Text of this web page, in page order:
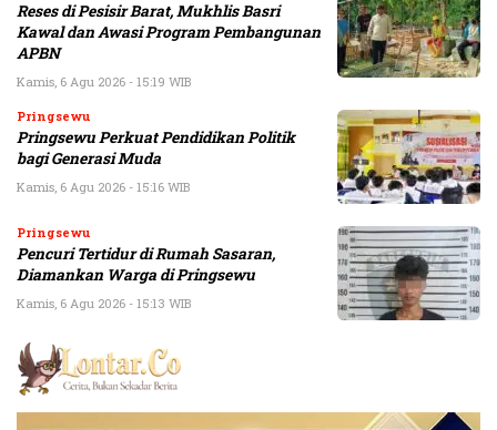
Reses di Pesisir Barat, Mukhlis Basri
Kawal dan Awasi Program Pembangunan
APBN
Kamis, 6 Agu 2026 - 15:19 WIB
Pringsewu
Pringsewu Perkuat Pendidikan Politik
bagi Generasi Muda
Kamis, 6 Agu 2026 - 15:16 WIB
Pringsewu
Pencuri Tertidur di Rumah Sasaran,
Diamankan Warga di Pringsewu
Kamis, 6 Agu 2026 - 15:13 WIB